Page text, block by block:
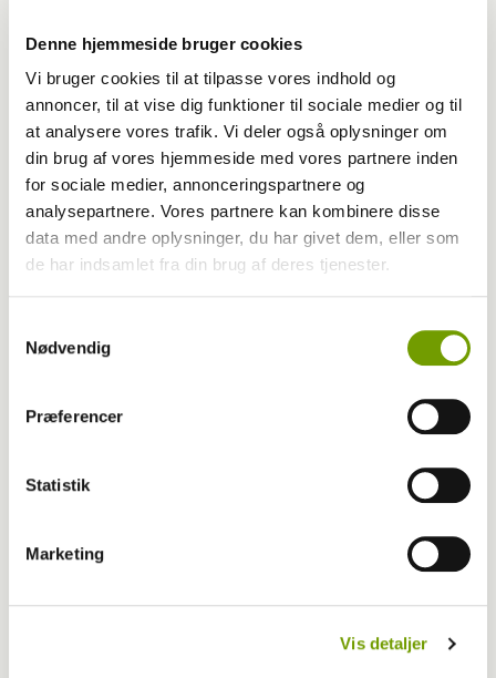
Denne hjemmeside bruger cookies
Vi bruger cookies til at tilpasse vores indhold og
annoncer, til at vise dig funktioner til sociale medier og til
at analysere vores trafik. Vi deler også oplysninger om
din brug af vores hjemmeside med vores partnere inden
for sociale medier, annonceringspartnere og
analysepartnere. Vores partnere kan kombinere disse
data med andre oplysninger, du har givet dem, eller som
de har indsamlet fra din brug af deres tjenester.
Nødvendig
Præferencer
Statistik
Marketing
Vis detaljer
Samojeden Bullet er Winner of Winners